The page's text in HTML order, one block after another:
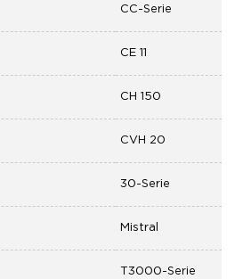
CC-Serie
CE 11
CH 150
CVH 20
30-Serie
Mistral
T3000-Serie